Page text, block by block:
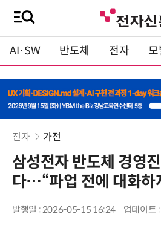
AI·SW 반도체 전자 모
전자 가전
삼성전자 반도체 경영
다…“파업 전에 대화하
발행일 : 2026-05-15 16:24 업데이